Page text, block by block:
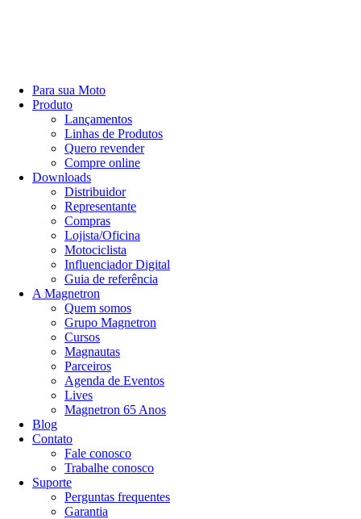
Para sua Moto
Produto
Lançamentos
Linhas de Produtos
Quero revender
Compre online
Downloads
Distribuidor
Representante
Compras
Lojista/Oficina
Motociclista
Influenciador Digital
Guia de referência
A Magnetron
Quem somos
Grupo Magnetron
Cursos
Magnautas
Parceiros
Agenda de Eventos
Lives
Magnetron 65 Anos
Blog
Contato
Fale conosco
Trabalhe conosco
Suporte
Perguntas frequentes
Garantia